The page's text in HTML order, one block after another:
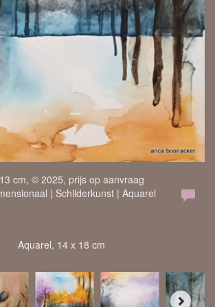
cm, © 2025, prijs op aanvraag
| Schilderkunst | Aquarel
Aquarel, 14 x 18 cm